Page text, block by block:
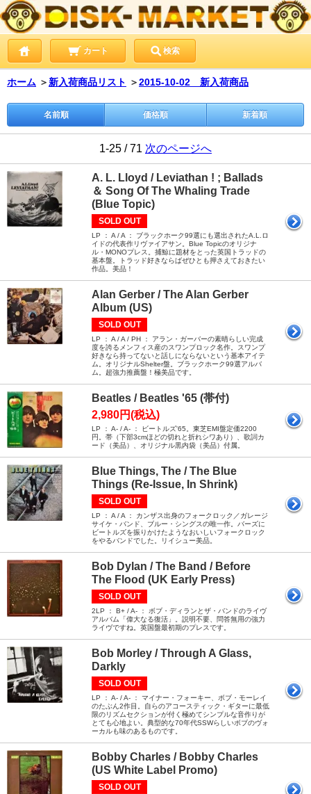
カート 検索
ホーム ＞ 新入荷商品リスト ＞2015-10-02 新入荷商品
名前順 価格順 新着順
1-25 / 71 次のページへ
A. L. Lloyd / Leviathan ! ; Ballads
＆ Song Of The Whaling Trade
(Blue Topic)
SOLD OUT
LP ： A / A ： ブラックホーク99選にも選出されたA.L.ロ
イドの代表作リヴァイアサン。Blue Topicのオリジナ
ル・MONOプレス。捕鯨に題材をとった英国トラッドの
基本盤。トラッド好きならばぜひとも押さえておきたい
作品。美品！
Alan Gerber / The Alan Gerber
Album (US)
SOLD OUT
LP ： A / A / PH ： アラン・ガーバーの素晴らしい完成
度を誇るメンフィス産のスワンプロック名作。スワンプ
好きなら持ってないと話しにならないという基本アイテ
ム。オリジナルShelter盤。ブラックホーク99選アルバ
ム。超強力推薦盤！極美品です。
Beatles / Beatles '65 (帯付)
2,980円(税込)
LP ： A- / A- ： ビートルズ'65。東芝EMI盤定価2200
円。帯（下部3cmほどの切れと折れシワあり）、歌詞カ
ード（美品）、オリジナル黒内袋（美品）付属。
Blue Things, The / The Blue
Things (Re-Issue, In Shrink)
SOLD OUT
LP ： A / A ： カンザス出身のフォークロック／ガレージ
サイケ・バンド、ブルー・シングスの唯一作。バーズに
ビートルズを振りかけたようなおいしいフォークロック
をやるバンドでした。リイシュー美品。
Bob Dylan / The Band / Before
The Flood (UK Early Press)
SOLD OUT
2LP ： B+ / A- ： ボブ・ディランとザ・バンドのライヴ
アルバム「偉大なる復活」。説明不要、問答無用の強力
ライヴですね。英国盤最初期のプレスです。
Bob Morley / Through A Glass,
Darkly
SOLD OUT
LP ： A- / A- ： マイナー・フォーキー、ボブ・モーレイ
のたぶん2作目。自らのアコースティック・ギターに最低
限のリズムセクションが付く極めてシンプルな音作りが
とても心地よい。典型的な70年代SSWらしいボブのヴォ
ーカルも味のあるものです。
Bobby Charles / Bobby Charles
(US White Label Promo)
SOLD OUT